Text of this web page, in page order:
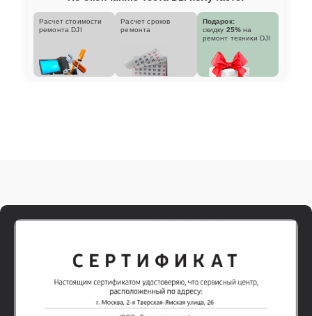
Расчет стоимости
ремонта DJI
Расчет сроков
ремонта
Подарок:
скидку 25% на
ремонт техники DJI